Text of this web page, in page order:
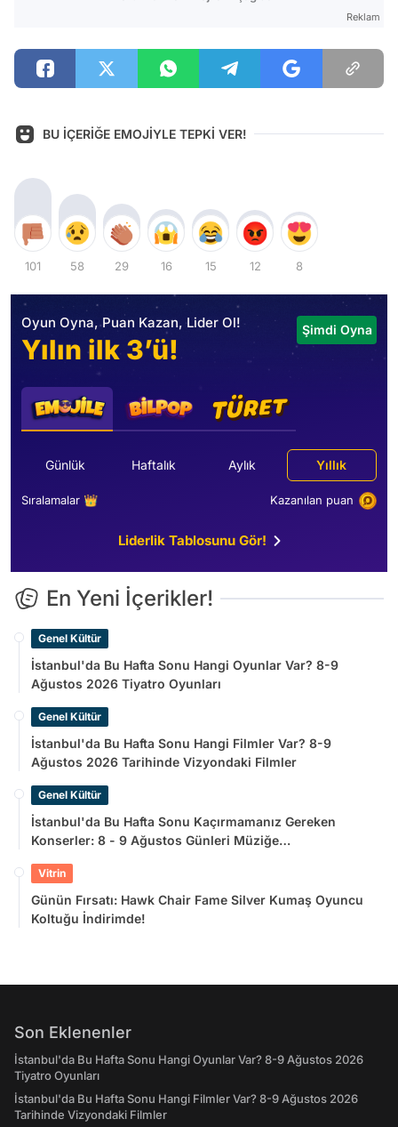
Reklam
BU İÇERİĞE EMOJİYLE TEPKİ VER!
101 58 29 16 15 12 8
Oyun Oyna, Puan Kazan, Lider Ol!
Yılın ilk 3’ü!
Şimdi Oyna
Günlük Haftalık Aylık Yıllık
Sıralamalar 👑 Kazanılan puan
Liderlik Tablosunu Gör!
En Yeni İçerikler!
Genel Kültür
İstanbul'da Bu Hafta Sonu Hangi Oyunlar Var? 8-9
Ağustos 2026 Tiyatro Oyunları
Genel Kültür
İstanbul'da Bu Hafta Sonu Hangi Filmler Var? 8-9
Ağustos 2026 Tarihinde Vizyondaki Filmler
Genel Kültür
İstanbul'da Bu Hafta Sonu Kaçırmamanız Gereken
Konserler: 8 - 9 Ağustos Günleri Müziğe
Vitrin
Günün Fırsatı: Hawk Chair Fame Silver Kumaş Oyuncu
Koltuğu İndirimde!
Son Eklenenler
İstanbul'da Bu Hafta Sonu Hangi Oyunlar Var? 8-9 Ağustos 2026
Tiyatro Oyunları
İstanbul'da Bu Hafta Sonu Hangi Filmler Var? 8-9 Ağustos 2026
Tarihinde Vizyondaki Filmler